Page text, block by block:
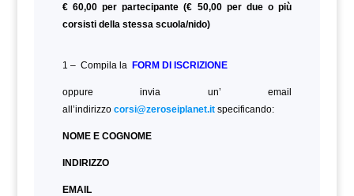
€ 60,00 per partecipante (€ 50,00 per due o più
corsisti della stessa scuola/nido)
1 – Compila la FORM DI ISCRIZIONE
oppure invia un’ email
all’indirizzo corsi@zeroseiplanet.itspecificando:
NOME E COGNOME
INDIRIZZO
EMAIL